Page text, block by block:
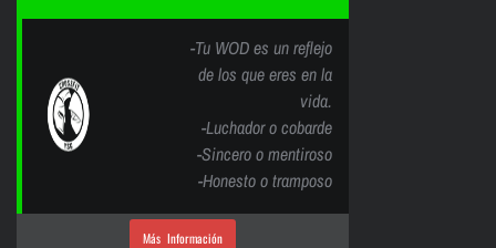
-Tu WOD es un reflejo
de los que eres en la
vida.
-Luchador o cobarde
-Sincero o mentiroso
-Honesto o tramposo
Más Información